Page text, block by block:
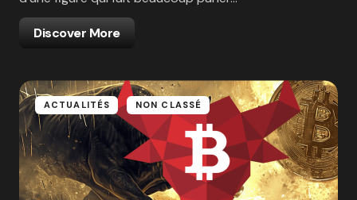
Discover More
ACTUALITÉS NON CLASSÉ